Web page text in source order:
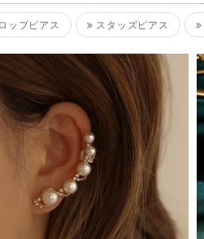
ップピアス スタッズピアス